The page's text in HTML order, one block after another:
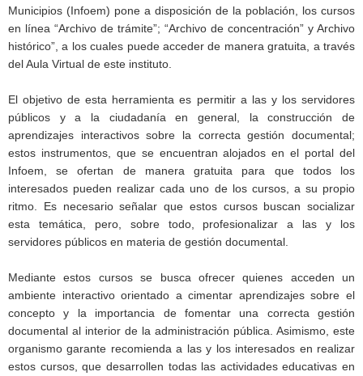
Municipios (Infoem) pone a disposición de la población, los cursos
en línea “Archivo de trámite”; “Archivo de concentración” y Archivo
histórico”, a los cuales puede acceder de manera gratuita, a través
del Aula Virtual de este instituto.
El objetivo de esta herramienta es permitir a las y los servidores
públicos y a la ciudadanía en general, la construcción de
aprendizajes interactivos sobre la correcta gestión documental;
estos instrumentos, que se encuentran alojados en el portal del
Infoem, se ofertan de manera gratuita para que todos los
interesados pueden realizar cada uno de los cursos, a su propio
ritmo. Es necesario señalar que estos cursos buscan socializar
esta temática, pero, sobre todo, profesionalizar a las y los
servidores públicos en materia de gestión documental.
Mediante estos cursos se busca ofrecer quienes acceden un
ambiente interactivo orientado a cimentar aprendizajes sobre el
concepto y la importancia de fomentar una correcta gestión
documental al interior de la administración pública. Asimismo, este
organismo garante recomienda a las y los interesados en realizar
estos cursos, que desarrollen todas las actividades educativas en